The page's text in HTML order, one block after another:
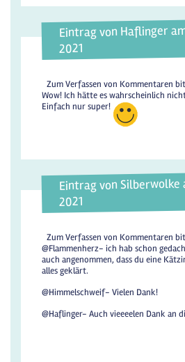
Eintrag von Haflinger
2021
Zum Verfassen von Kommentaren
Wow! Ich hätte es wahrscheinlich
Einfach nur super!
Eintrag von Silberwolke
2021
Zum Verfassen von Kommentaren
@Flammenherz- ich hab schon
auch angenommen, dass du eine
alles geklärt.
@Himmelschweif- Vielen Dank!
@Haflinger- Auch vieeeelen Dank an